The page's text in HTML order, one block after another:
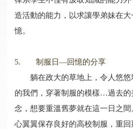
造活動的能力，以求讓學弟妹在
憶。
5. 制服日—回憶的分享
躺在政大的草地上，令人悠悠
的我們，穿著制服的模樣…過去的
念，想要重溫舊夢就在這一日之
心翼翼保存良好的高校制服，重